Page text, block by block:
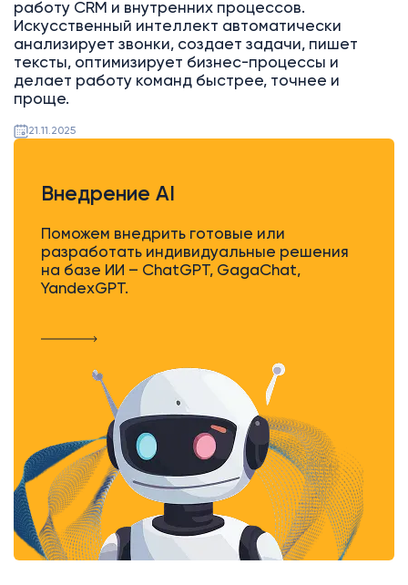
работу CRM и внутренних процессов.
Искусственный интеллект автоматически
анализирует звонки, создает задачи, пишет
тексты, оптимизирует бизнес-процессы и
делает работу команд быстрее, точнее и
проще.
21.11.2025
Внедрение AI
Поможем внедрить готовые или
разработать индивидуальные решения
на базе ИИ – ChatGPT, GagaChat,
YandexGPT.